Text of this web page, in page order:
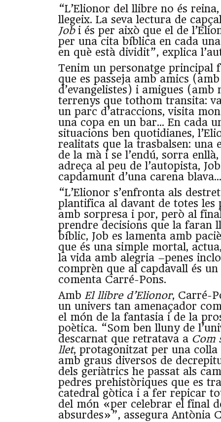
“L’Elionor del llibre no és
llegeix. La seva lectura de
Jobi és per això que el de
per una cita bíblica en cada
en què està dividit”, explica
Tenim un personatge principal
que es passeja amb amics
d’evangelistes) i amigues
terrenys que tothom transita:
un parc d’atraccions, visita
una copa en un bar… En cada
situacions ben quotidianes,
realitats que la trasbalsen: una
de la mà i se l’endú, sorra
adreça al peu de l’autopista,
capdamunt d’una carena blava…
“L’Elionor s’enfronta als
plantifica al davant de totes les
amb sorpresa i por, però al
prendre decisions que la faran
bíblic, Job es lamenta amb
que és una simple mortal,
la vida amb alegria –penes
comprèn que al capdavall és
comenta Carré-Pons.
Amb El llibre d’Elionor, Carré-
un univers tan amenaçador
el món de la fantasia i de la
poètica. “Som ben lluny de
descarnat que retratava a Com
llet, protagonitzat per una colla
amb graus diversos de
dels geriàtrics he passat als
pedres prehistòriques que es
catedral gòtica i a fer repicar
del món «per celebrar el final
absurdes»”, assegura Antònia